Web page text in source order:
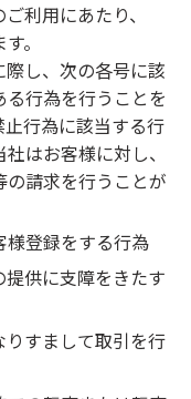
利用にあたり、
。
し、次の各号に該
行為を行うことを
行為に該当する行
はお客様に対し、
請求を行うことが
様登録をする行為
供に支障をきたす
すまして取引を行